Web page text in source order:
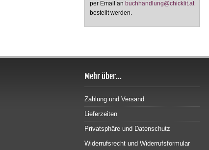
per Email an buchhandlung@chicklit.at
bestellt werden.
Mehr über...
Zahlung und Versand
Lieferzeiten
Privatsphäre und Datenschutz
Widerrufsrecht und Widerrufsformular